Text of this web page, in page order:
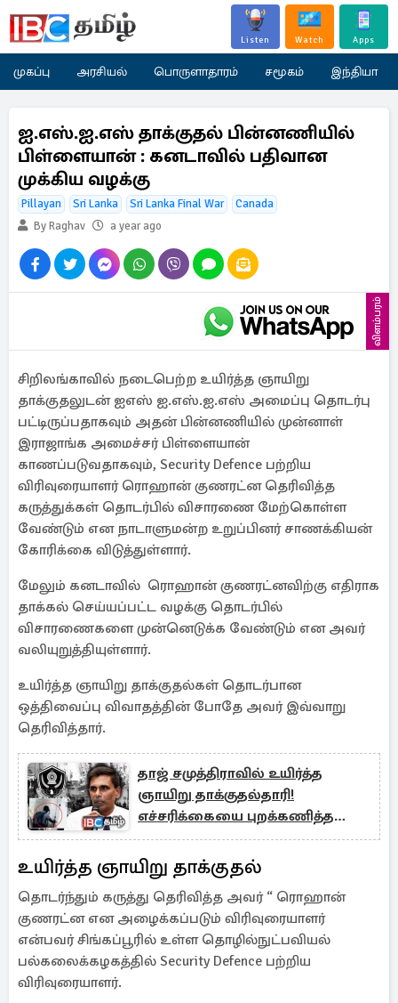
Listen Watch Apps
முகப்பு அரசியல் பொருளாதாரம் சமூகம் இந்தியா
ஐ.எஸ்.ஐ.எஸ் தாக்குதல் பின்னணியில்
பிள்ளையான் : கனடாவில் பதிவான
முக்கிய வழக்கு
Pillayan Sri Lanka Sri Lanka Final War
Canada
By Raghav
a year ago
விளம்பரம்
சிறிலங்காவில் நடைபெற்ற உயிர்த்த ஞாயிறு
தாக்குதலுடன் ஐஎஸ் ஐ.எஸ்.ஐ.எஸ் அமைப்பு தொடர்பு
பட்டிருப்பதாகவும் அதன் பின்னணியில் முன்னாள்
இராஜாங்க அமைச்சர் பிள்ளையான்
காணப்படுவதாகவும், Security Defence பற்றிய
விரிவுரையாளர் ரொஹான் குணரட்ன தெரிவித்த
கருத்துக்கள் தொடர்பில் விசாரணை மேற்கொள்ள
வேண்டும் என நாடாளுமன்ற உறுப்பினர் சாணக்கியன்
கோரிக்கை விடுத்துள்ளார்.
மேலும் கனடாவில் ரொஹான் குணரட்னவிற்கு எதிராக
தாக்கல் செய்யப்பட்ட வழக்கு தொடர்பில்
விசாரணைகளை முன்னெடுக்க வேண்டும் என அவர்
வலியுறுத்தியுள்ளார்.
உயிர்த்த ஞாயிறு தாக்குதல்கள் தொடர்பான
ஒத்திவைப்பு விவாதத்தின் போதே அவர் இவ்வாறு
தெரிவித்தார்.
தாஜ் சமுத்திராவில் உயிர்த்த
ஞாயிறு தாக்குதல்தாரி!
எச்சரிக்கையை புறக்கணித்த
தேசியப் புலனாய்வு
உயிர்த்த ஞாயிறு தாக்குதல்
தொடர்ந்தும் கருத்து தெரிவித்த அவர் “ ரொஹான்
குணரட்ன என அழைக்கப்படும் விரிவுரையாளர்
என்பவர் சிங்கப்பூரில் உள்ள தொழில்நுட்பவியல்
பல்கலைக்கழகத்தில் Security Defence பற்றிய
விரிவுரையாளர்.